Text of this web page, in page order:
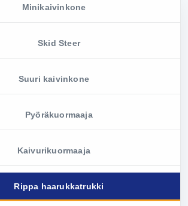
Minikaivinkone
Skid Steer
Suuri kaivinkone
Pyöräkuormaaja
Kaivurikuormaaja
Rippa haarukkatrukki